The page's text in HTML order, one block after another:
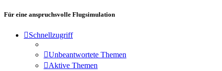
Für eine anspruchsvolle Flugsimulation
Schnellzugriff
Unbeantwortete Themen
Aktive Themen